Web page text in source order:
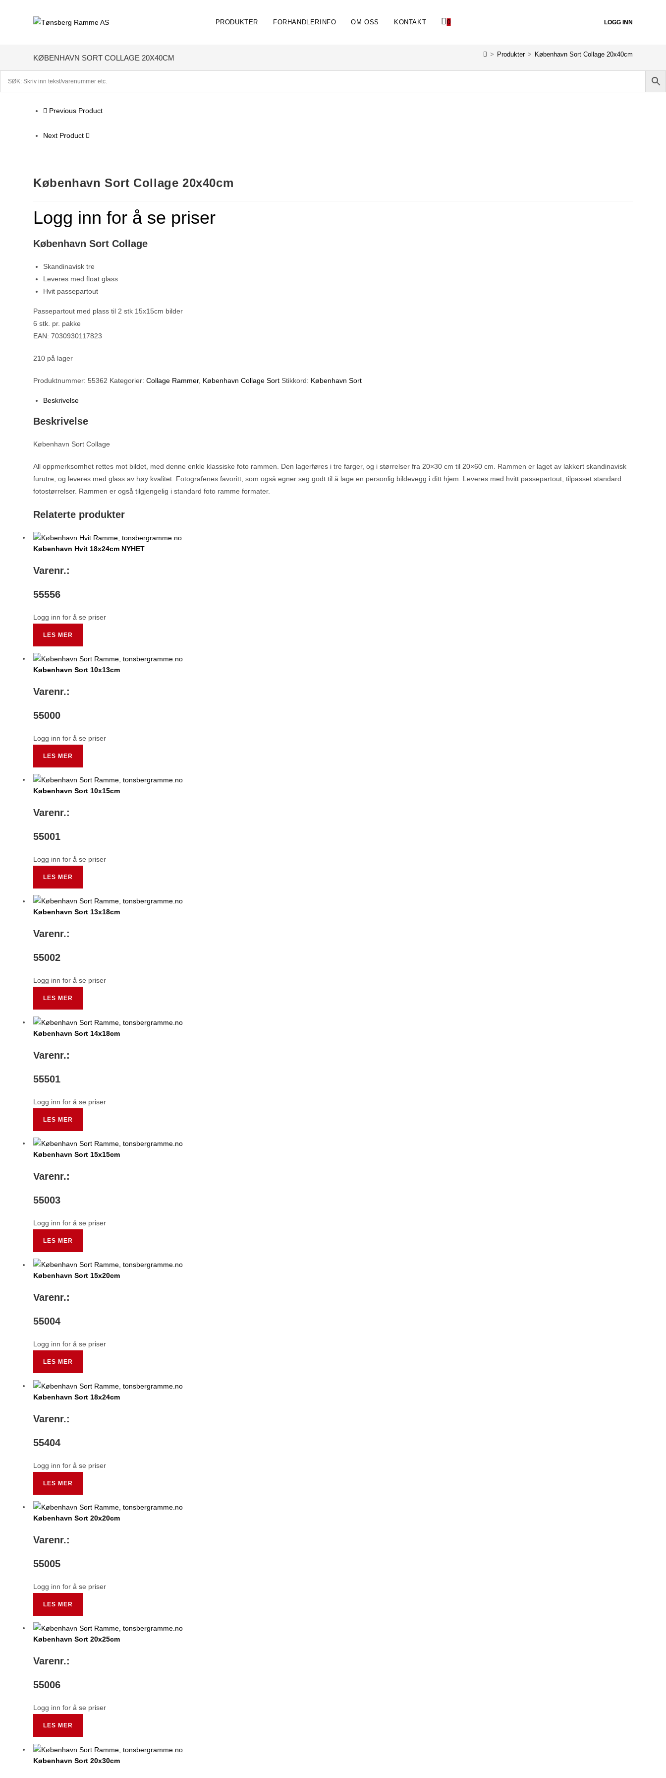
LOGG INN
PRODUKTER FORHANDLERINFO OM OSS KONTAKT 0
KØBENHAVN SORT COLLAGE 20X40CM > Produkter > København Sort Collage 20x40cm
Previous Product
Next Product
København Sort Collage 20x40cm
Logg inn for å se priser
København Sort Collage
Skandinavisk tre
Leveres med float glass
Hvit passepartout
Passepartout med plass til 2 stk 15x15cm bilder
6 stk. pr. pakke
EAN: 7030930117823
210 på lager
Produktnummer:55362 Kategorier:Collage Rammer, København Collage Sort Stikkord: København Sort
Beskrivelse
Beskrivelse
København Sort Collage
All oppmerksomhet rettes mot bildet, med denne enkle klassiske foto rammen. Den lagerføres i tre farger, og i størrelser fra 20×30 cm til 20×60 cm. Rammen er laget av lakkert skandinavisk
furutre, og leveres med glass av høy kvalitet. Fotografenes favoritt, som også egner seg godt til å lage en personlig bildevegg i ditt hjem. Leveres med hvitt passepartout, tilpasset standard
fotostørrelser. Rammen er også tilgjengelig i standard foto ramme formater.
Relaterte produkter
København Hvit 18x24cm NYHET
Varenr.:
55556
Logg inn for å se priser
LES MER
København Sort 10x13cm
Varenr.:
55000
Logg inn for å se priser
LES MER
København Sort 10x15cm
Varenr.:
55001
Logg inn for å se priser
LES MER
København Sort 13x18cm
Varenr.:
55002
Logg inn for å se priser
LES MER
København Sort 14x18cm
Varenr.:
55501
Logg inn for å se priser
LES MER
København Sort 15x15cm
Varenr.:
55003
Logg inn for å se priser
LES MER
København Sort 15x20cm
Varenr.:
55004
Logg inn for å se priser
LES MER
København Sort 18x24cm
Varenr.:
55404
Logg inn for å se priser
LES MER
København Sort 20x20cm
Varenr.:
55005
Logg inn for å se priser
LES MER
København Sort 20x25cm
Varenr.:
55006
Logg inn for å se priser
LES MER
København Sort 20x30cm